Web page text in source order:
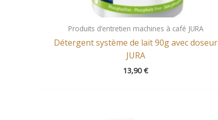
Produits d’entretien machines à café JURA
Détergent système de lait 90g avec doseur
JURA
13,90€